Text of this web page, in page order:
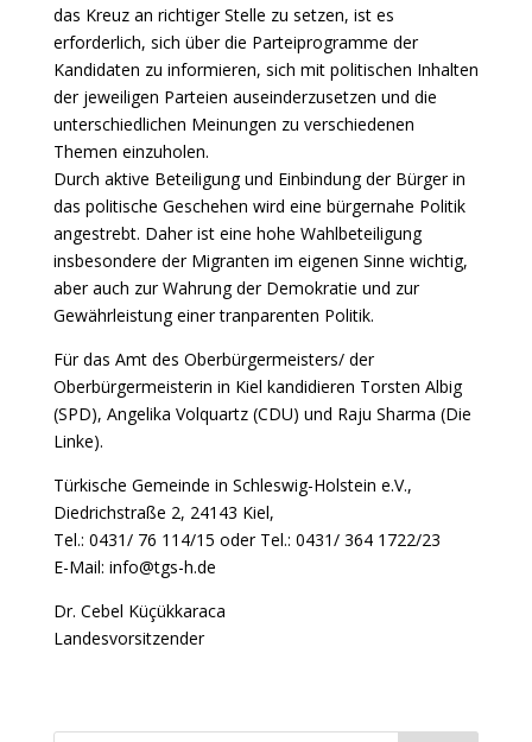
das Kreuz an richtiger Stelle zu setzen, ist es
erforderlich, sich über die Parteiprogramme der
Kandidaten zu informieren, sich mit politischen Inhalten
der jeweiligen Parteien auseinderzusetzen und die
unterschiedlichen Meinungen zu verschiedenen
Themen einzuholen.
Durch aktive Beteiligung und Einbindung der Bürger in
das politische Geschehen wird eine bürgernahe Politik
angestrebt. Daher ist eine hohe Wahlbeteiligung
insbesondere der Migranten im eigenen Sinne wichtig,
aber auch zur Wahrung der Demokratie und zur
Gewährleistung einer tranparenten Politik.
Für das Amt des Oberbürgermeisters/ der
Oberbürgermeisterin in Kiel kandidieren Torsten Albig
(SPD), Angelika Volquartz (CDU) und Raju Sharma (Die
Linke).
Türkische Gemeinde in Schleswig-Holstein e.V.,
Diedrichstraße 2, 24143 Kiel,
Tel.: 0431/ 76 114/15 oder Tel.: 0431/ 364 1722/23
E-Mail: info@tgs-h.de
Dr. Cebel Küçükkaraca
Landesvorsitzender